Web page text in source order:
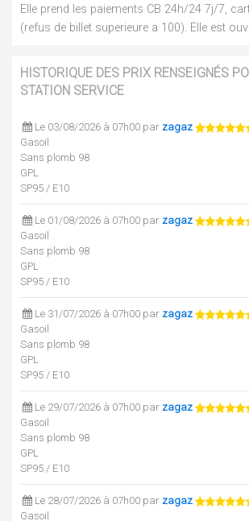
Elle prend les paiements CB 24h/24 7j/7,
(refus de billet superieure a 100). Elle est
HISTORIQUE DES PRIX RENSEIGNÉS
STATION SERVICE
Le 03/08/2026 à 07h00 par zagaz
Gasoil
Sans plomb 98
GPL
SP95 / E10
Le 01/08/2026 à 07h00 par zagaz
Gasoil
Sans plomb 98
GPL
SP95 / E10
Le 31/07/2026 à 07h00 par zagaz
Gasoil
Sans plomb 98
GPL
SP95 / E10
Le 29/07/2026 à 07h00 par zagaz
Gasoil
Sans plomb 98
GPL
SP95 / E10
Le 28/07/2026 à 07h00 par zagaz
Gasoil